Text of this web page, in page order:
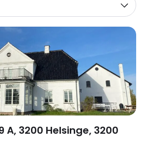
A, 3200 Helsinge, 3200